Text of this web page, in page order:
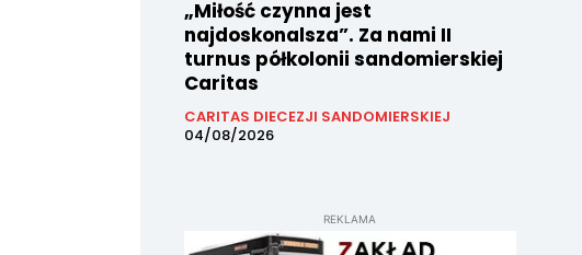
„Miłość czynna jest
najdoskonalsza”. Za nami II
turnus półkolonii sandomierskiej
Caritas
CARITAS DIECEZJI SANDOMIERSKIEJ
04/08/2026
REKLAMA